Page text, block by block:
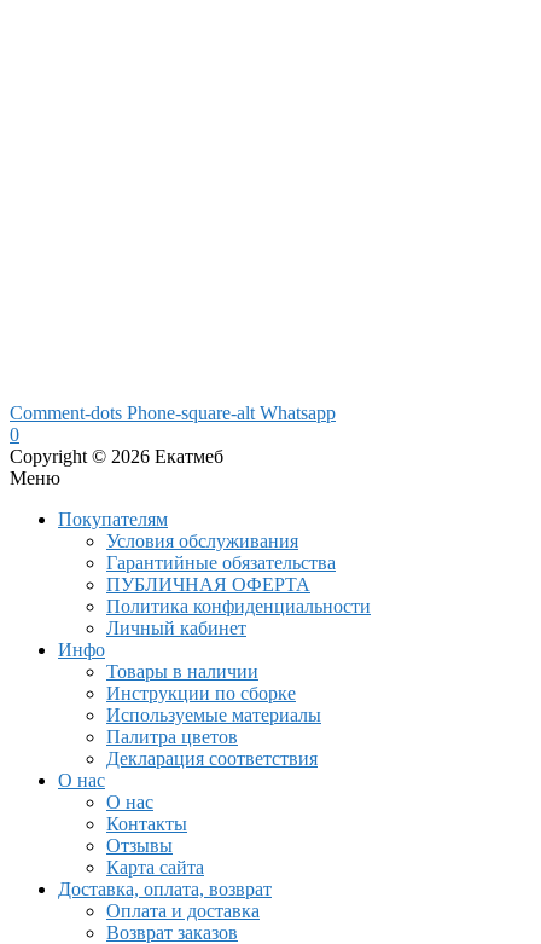
Comment-dots Phone-square-alt Whatsapp
0
Copyright © 2026 Екатмеб
Меню
Покупателям
Условия обслуживания
Гарантийные обязательства
ПУБЛИЧНАЯ ОФЕРТА
Политика конфиденциальности
Личный кабинет
Инфо
Товары в наличии
Инструкции по сборке
Используемые материалы
Палитра цветов
Декларация соответствия
О нас
О нас
Контакты
Отзывы
Карта сайта
Доставка, оплата, возврат
Оплата и доставка
Возврат заказов